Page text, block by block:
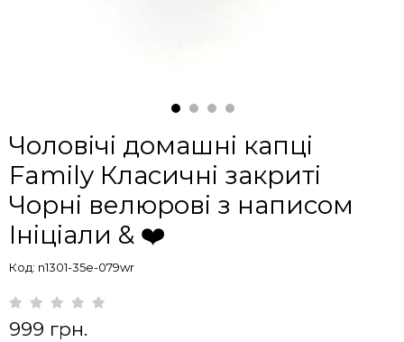
Чоловічі домашні капці
Family Класичні закриті
Чорні велюрові з написом
Ініціали & ❤️
Код: n1301-35e-079wr
999 грн.